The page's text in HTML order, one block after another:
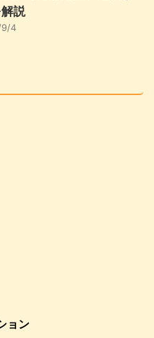
説
4
ョン